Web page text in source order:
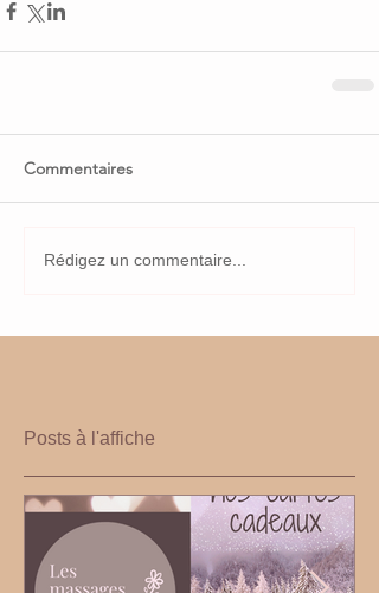
Commentaires
Rédigez un commentaire...
Posts à l'affiche